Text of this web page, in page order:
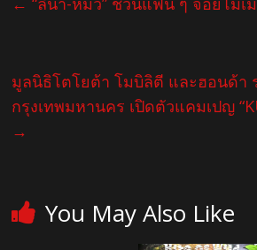
มูลนิธิโตโยต้า โมบิลิตี และฮอนด้า
กรุงเทพมหานคร เปิดตัวแคมเปญ
→
You May Also Like